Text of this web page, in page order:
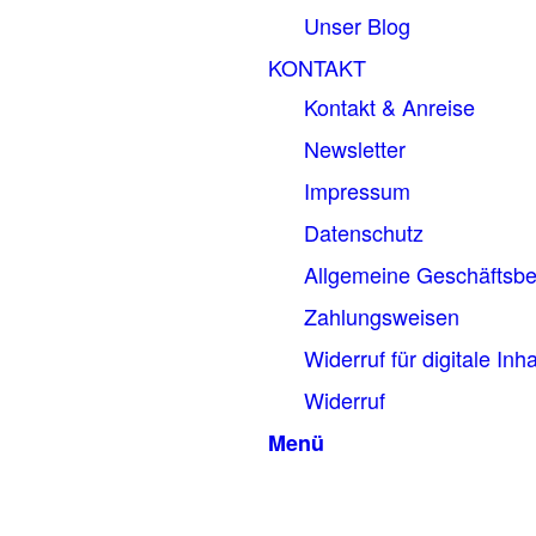
Unser Blog
KONTAKT
Kontakt & Anreise
Newsletter
Impressum
Datenschutz
Allgemeine
Zahlungsweisen
Widerruf für digitale
Widerruf
Menü